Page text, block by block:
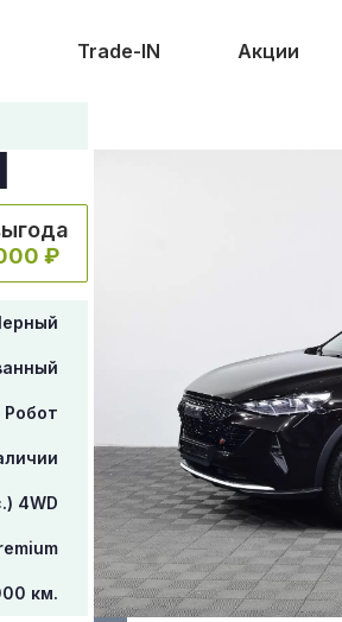
Trade-IN Акции
₽
Робот
4WD
км.